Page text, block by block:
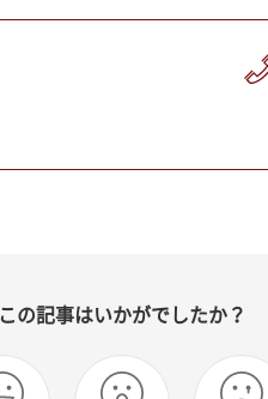
この記事はいかがでしたか？